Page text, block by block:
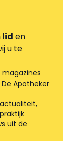
lid en
u te
Apotheker
uit de